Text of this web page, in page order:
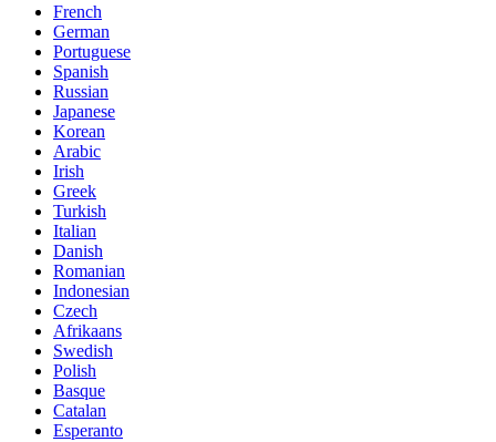
French
German
Portuguese
Spanish
Russian
Japanese
Korean
Arabic
Irish
Greek
Turkish
Italian
Danish
Romanian
Indonesian
Czech
Afrikaans
Swedish
Polish
Basque
Catalan
Esperanto